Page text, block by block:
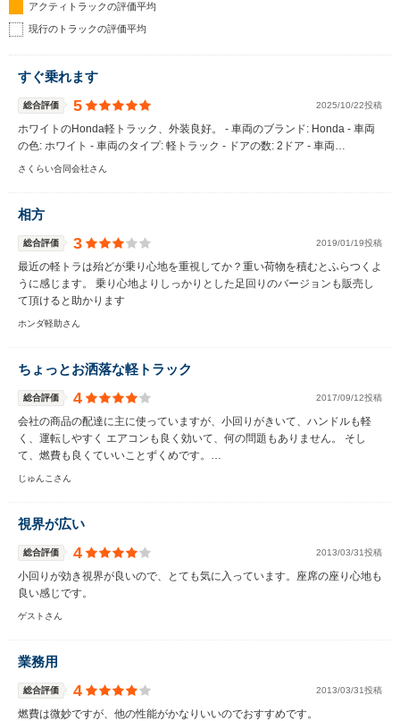
アクティトラックの評価平均
現行のトラックの評価平均
すぐ乗れます
総合評価 5 2025/10/22投稿
ホワイトのHonda軽トラック、外装良好。 - 車両のブランド: Honda - 車両
の色: ホワイト - 車両のタイプ: 軽トラック - ドアの数: 2ドア - 車両…
さくらい合同会社さん
相方
総合評価 3 2019/01/19投稿
最近の軽トラは殆どが乗り心地を重視してか？重い荷物を積むとふらつくよ
うに感じます。 乗り心地よりしっかりとした足回りのバージョンも販売し
て頂けると助かります
ホンダ軽助さん
ちょっとお洒落な軽トラック
総合評価 4 2017/09/12投稿
会社の商品の配達に主に使っていますが、小回りがきいて、ハンドルも軽
く、運転しやすく エアコンも良く効いて、何の問題もありません。 そし
て、燃費も良くていいことずくめです。…
じゅんこさん
視界が広い
総合評価 4 2013/03/31投稿
小回りが効き視界が良いので、とても気に入っています。座席の座り心地も
良い感じです。
ゲストさん
業務用
総合評価 4 2013/03/31投稿
燃費は微妙ですが、他の性能がかなりいいのでおすすめです。